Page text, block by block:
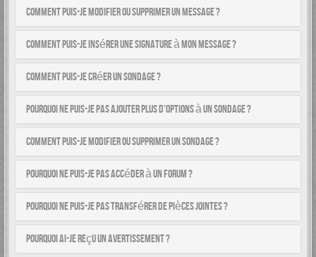
Comment puis-je modifier ou supprimer un message ?
Comment puis-je insérer une signature à mon message ?
Comment puis-je créer un sondage ?
Pourquoi ne puis-je pas ajouter plus d’options à un sondage ?
Comment puis-je modifier ou supprimer un sondage ?
Pourquoi ne puis-je pas accéder à un forum ?
Pourquoi ne puis-je pas transférer de pièces jointes ?
Pourquoi ai-je reçu un avertissement ?